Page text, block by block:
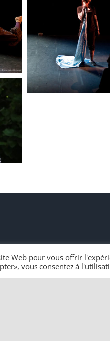
Web pour vous offrir
vous consentez à